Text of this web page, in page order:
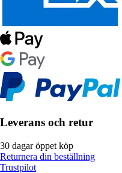
Leverans och retur
30 dagar öppet köp
Returnera din beställning
Trustpilot